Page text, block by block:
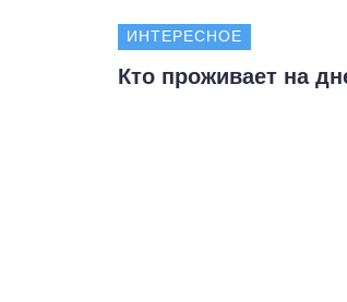
ИНТЕРЕСНОЕ
Кто проживает на